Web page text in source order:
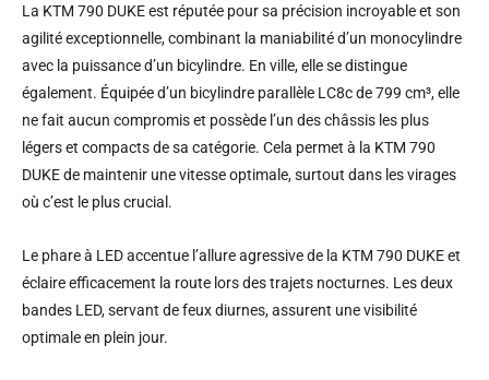
La KTM 790 DUKE est réputée pour sa précision incroyable et son
agilité exceptionnelle, combinant la maniabilité d’un monocylindre
avec la puissance d’un bicylindre. En ville, elle se distingue
également. Équipée d’un bicylindre parallèle LC8c de 799 cm³, elle
ne fait aucun compromis et possède l’un des châssis les plus
légers et compacts de sa catégorie. Cela permet à la KTM 790
DUKE de maintenir une vitesse optimale, surtout dans les virages
où c’est le plus crucial.
Le phare à LED accentue l’allure agressive de la KTM 790 DUKE et
éclaire efficacement la route lors des trajets nocturnes. Les deux
bandes LED, servant de feux diurnes, assurent une visibilité
optimale en plein jour.